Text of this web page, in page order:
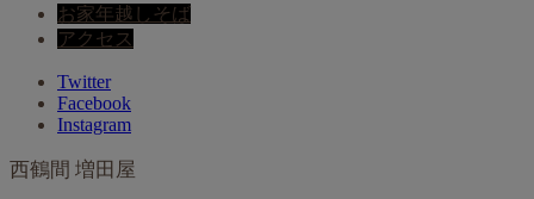
お家年越しそば
アクセス
Twitter
Facebook
Instagram
西鶴間 増田屋